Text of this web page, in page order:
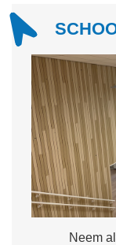
Neem